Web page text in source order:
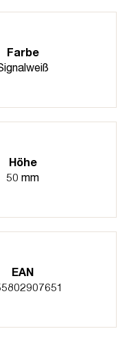
Farbe
Höhe
50 mm
EAN